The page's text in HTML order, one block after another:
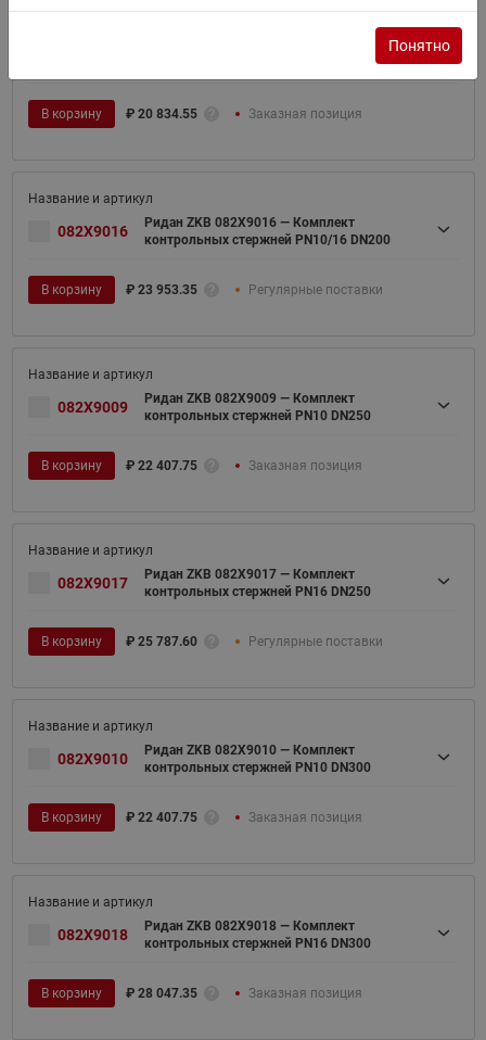
В корзину ₽ 20 834.55 Заказная позиция
082X9016
Ридан ZKB 082X9016 — Комплект
контрольных стержней PN10/16 DN200
В корзину ₽ 23 953.35 Регулярные поставки
082X9009
Ридан ZKB 082X9009 — Комплект
контрольных стержней PN10 DN250
В корзину ₽ 22 407.75 Заказная позиция
082X9017
Ридан ZKB 082X9017 — Комплект
контрольных стержней PN16 DN250
В корзину ₽ 25 787.60 Регулярные поставки
082X9010
Ридан ZKB 082X9010 — Комплект
контрольных стержней PN10 DN300
В корзину ₽ 22 407.75 Заказная позиция
082X9018
Ридан ZKB 082X9018 — Комплект
контрольных стержней PN16 DN300
В корзину ₽ 28 047.35 Заказная позиция
Понятно